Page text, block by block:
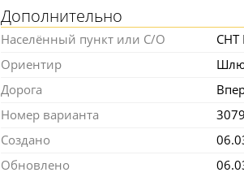
Дополнительно
Населённый пункт или С/О
СНТ
Ориентир
Дорога
Номер варианта
3079
Создано
Обновлено